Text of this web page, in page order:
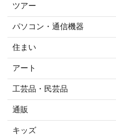
ツアー
パソコン・通信機器
住まい
アート
工芸品・民芸品
通販
キッズ